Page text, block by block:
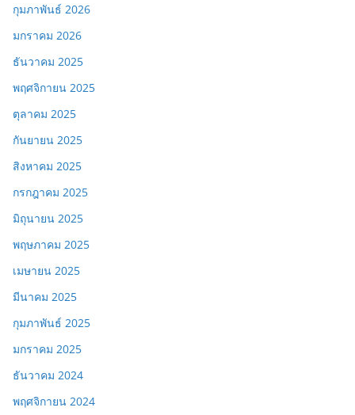
กุมภาพันธ์ 2026
มกราคม 2026
ธันวาคม 2025
พฤศจิกายน 2025
ตุลาคม 2025
กันยายน 2025
สิงหาคม 2025
กรกฎาคม 2025
มิถุนายน 2025
พฤษภาคม 2025
เมษายน 2025
มีนาคม 2025
กุมภาพันธ์ 2025
มกราคม 2025
ธันวาคม 2024
พฤศจิกายน 2024